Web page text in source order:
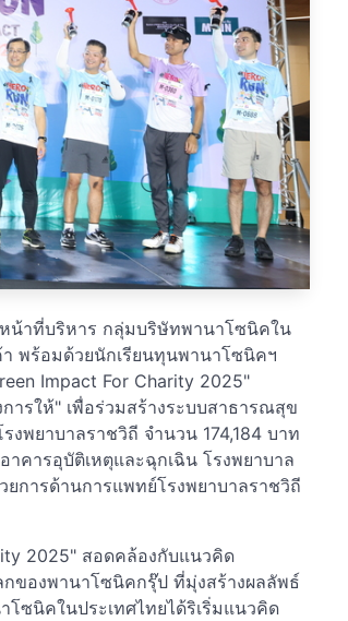
หน้าที่บริหาร กลุ่มบริษัทพานาโซนิคใน
พร้อมด้วยนักเรียนทุนพานาโซนิคฯ
Impact For Charity 2025"
ารให้" เพื่อร่วมสร้างระบบสาธารณสุข
พยาบาลราชวิถี จำนวน 174,184 บาท
คารอุบัติเหตุและฉุกเฉิน โรงพยาบาล
การด้านการแพทย์โรงพยาบาลราชวิถี
2025" สอดคล้องกับแนวคิด
กของพานาโซนิคกรุ๊ป ที่มุ่งสร้างผลลัพธ์
โซนิคในประเทศไทยได้ริเริ่มแนวคิด